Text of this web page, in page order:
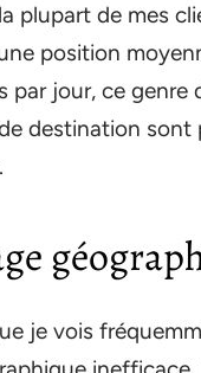
plupart de mes
position
jour, ce
destination
je vois